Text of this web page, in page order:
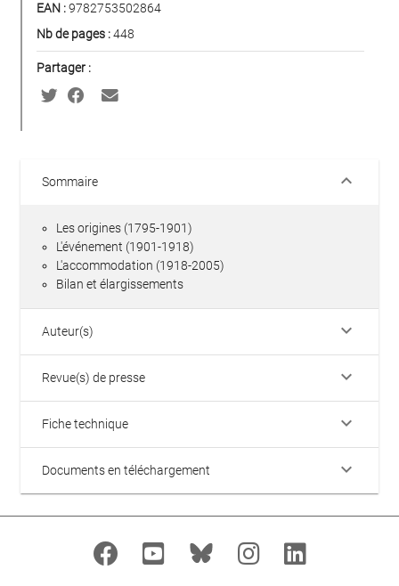
EAN :9782753502864
Nb de pages :448
Partager :
Sommaire keyboard_arrow_down
Les origines (1795-1901)
L'événement (1901-1918)
L'accommodation (1918-2005)
Bilan et élargissements
Auteur(s) keyboard_arrow_down
Revue(s) de presse keyboard_arrow_down
Fiche technique keyboard_arrow_down
Documents en téléchargement keyboard_arrow_down